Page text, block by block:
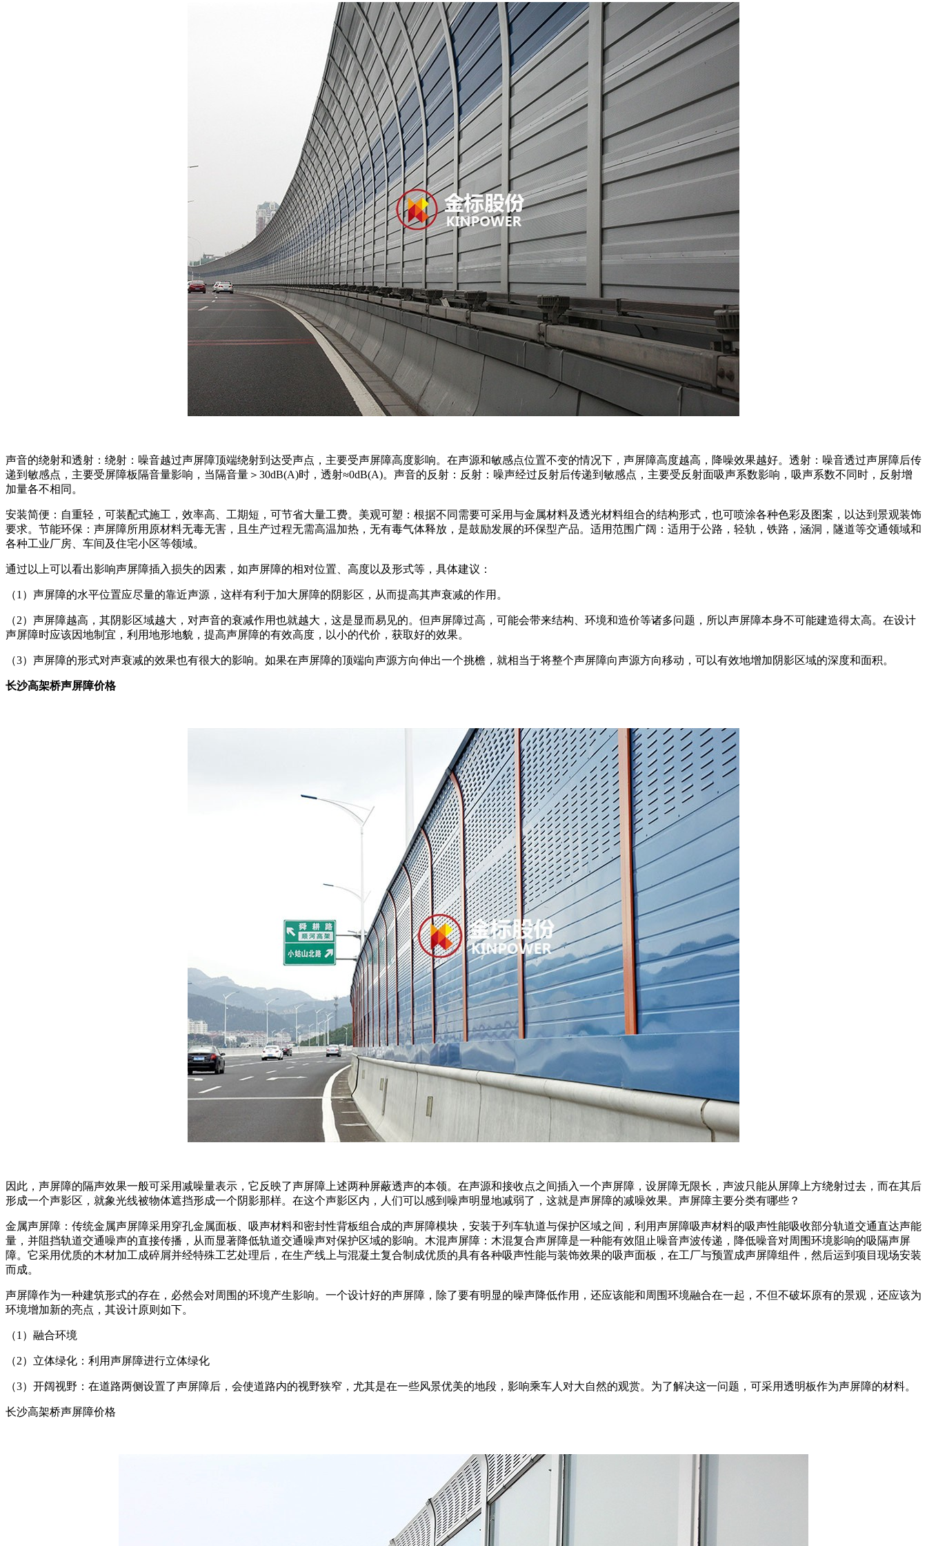
声音的绕射和透射：绕射：噪音越过声屏障顶端绕射到达受声点，主要受声屏障高度影响。在声源和敏感点位置不变的情况下，声屏障高度越高，降噪效果越好。透射：噪音透过声屏障后传
递到敏感点，主要受屏障板隔音量影响，当隔音量＞30dB(A)时，透射≈0dB(A)。声音的反射：反射：噪声经过反射后传递到敏感点，主要受反射面吸声系数影响，吸声系数不同时，反射增
加量各不相同。
安装简便：自重轻，可装配式施工，效率高、工期短，可节省大量工费。美观可塑：根据不同需要可采用与金属材料及透光材料组合的结构形式，也可喷涂各种色彩及图案，以达到景观装饰
要求。节能环保：声屏障所用原材料无毒无害，且生产过程无需高温加热，无有毒气体释放，是鼓励发展的环保型产品。适用范围广阔：适用于公路，轻轨，铁路，涵洞，隧道等交通领域和
各种工业厂房、车间及住宅小区等领域。
通过以上可以看出影响声屏障插入损失的因素，如声屏障的相对位置、高度以及形式等，具体建议：
（1）声屏障的水平位置应尽量的靠近声源，这样有利于加大屏障的阴影区，从而提高其声衰减的作用。
（2）声屏障越高，其阴影区域越大，对声音的衰减作用也就越大，这是显而易见的。但声屏障过高，可能会带来结构、环境和造价等诸多问题，所以声屏障本身不可能建造得太高。在设计
声屏障时应该因地制宜，利用地形地貌，提高声屏障的有效高度，以小的代价，获取好的效果。
（3）声屏障的形式对声衰减的效果也有很大的影响。如果在声屏障的顶端向声源方向伸出一个挑檐，就相当于将整个声屏障向声源方向移动，可以有效地增加阴影区域的深度和面积。
长沙高架桥声屏障价格
因此，声屏障的隔声效果一般可采用减噪量表示，它反映了声屏障上述两种屏蔽透声的本领。在声源和接收点之间插入一个声屏障，设屏障无限长，声波只能从屏障上方绕射过去，而在其后
形成一个声影区，就象光线被物体遮挡形成一个阴影那样。在这个声影区内，人们可以感到噪声明显地减弱了，这就是声屏障的减噪效果。声屏障主要分类有哪些？
金属声屏障：传统金属声屏障采用穿孔金属面板、吸声材料和密封性背板组合成的声屏障模块，安装于列车轨道与保护区域之间，利用声屏障吸声材料的吸声性能吸收部分轨道交通直达声能
量，并阻挡轨道交通噪声的直接传播，从而显著降低轨道交通噪声对保护区域的影响。木混声屏障：木混复合声屏障是一种能有效阻止噪音声波传递，降低噪音对周围环境影响的吸隔声屏
障。它采用优质的木材加工成碎屑并经特殊工艺处理后，在生产线上与混凝土复合制成优质的具有各种吸声性能与装饰效果的吸声面板，在工厂与预置成声屏障组件，然后运到项目现场安装
而成。
声屏障作为一种建筑形式的存在，必然会对周围的环境产生影响。一个设计好的声屏障，除了要有明显的噪声降低作用，还应该能和周围环境融合在一起，不但不破坏原有的景观，还应该为
环境增加新的亮点，其设计原则如下。
（1）融合环境
（2）立体绿化：利用声屏障进行立体绿化
（3）开阔视野：在道路两侧设置了声屏障后，会使道路内的视野狭窄，尤其是在一些风景优美的地段，影响乘车人对大自然的观赏。为了解决这一问题，可采用透明板作为声屏障的材料。
长沙高架桥声屏障价格